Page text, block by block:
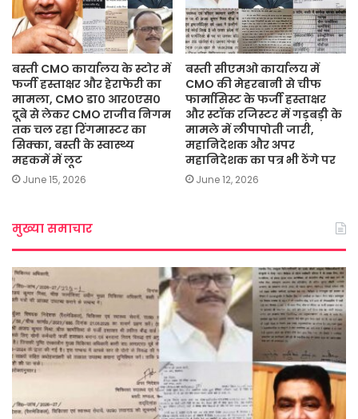
बस्ती CMO कार्यालय के स्टोर में
फर्जी हस्ताक्षर और हेराफेरी का
मामला, CMO डा० आर०एस०
दूबे से लेकर CMO राजीव निगम
तक चल रहा रिंगमास्टर का
सिक्का, बस्ती के स्वास्थ्य
महकमें में लूट
June 15, 2026
बस्ती सीएमओ कार्यालय में
CMO की मेहरबानी से चीफ
फार्मासिस्ट के फर्जी हस्ताक्षर
और स्टॉक रजिस्टर में गड़बड़ी के
मामले में लीपापोती जारी,
महानिदेशक और अपर
महानिदेशक का पत्र भी ठेंगे पर
June 12, 2026
मुख्या समाचार